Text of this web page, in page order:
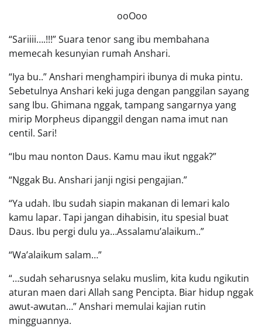
ooOoo
“Sariiii….!!!” Suara tenor sang ibu membahana
memecah kesunyian rumah Anshari.
“Iya bu..” Anshari menghampiri ibunya di muka pintu.
Sebetulnya Anshari keki juga dengan panggilan sayang
sang Ibu. Ghimana nggak, tampang sangarnya yang
mirip Morpheus dipanggil dengan nama imut nan
centil. Sari!
“Ibu mau nonton Daus. Kamu mau ikut nggak?”
“Nggak Bu. Anshari janji ngisi pengajian.”
“Ya udah. Ibu sudah siapin makanan di lemari kalo
kamu lapar. Tapi jangan dihabisin, itu spesial buat
Daus. Ibu pergi dulu ya…Assalamu’alaikum..”
“Wa’alaikum salam…”
“…sudah seharusnya selaku muslim, kita kudu ngikutin
aturan maen dari Allah sang Pencipta. Biar hidup nggak
awut-awutan…” Anshari memulai kajian rutin
mingguannya.